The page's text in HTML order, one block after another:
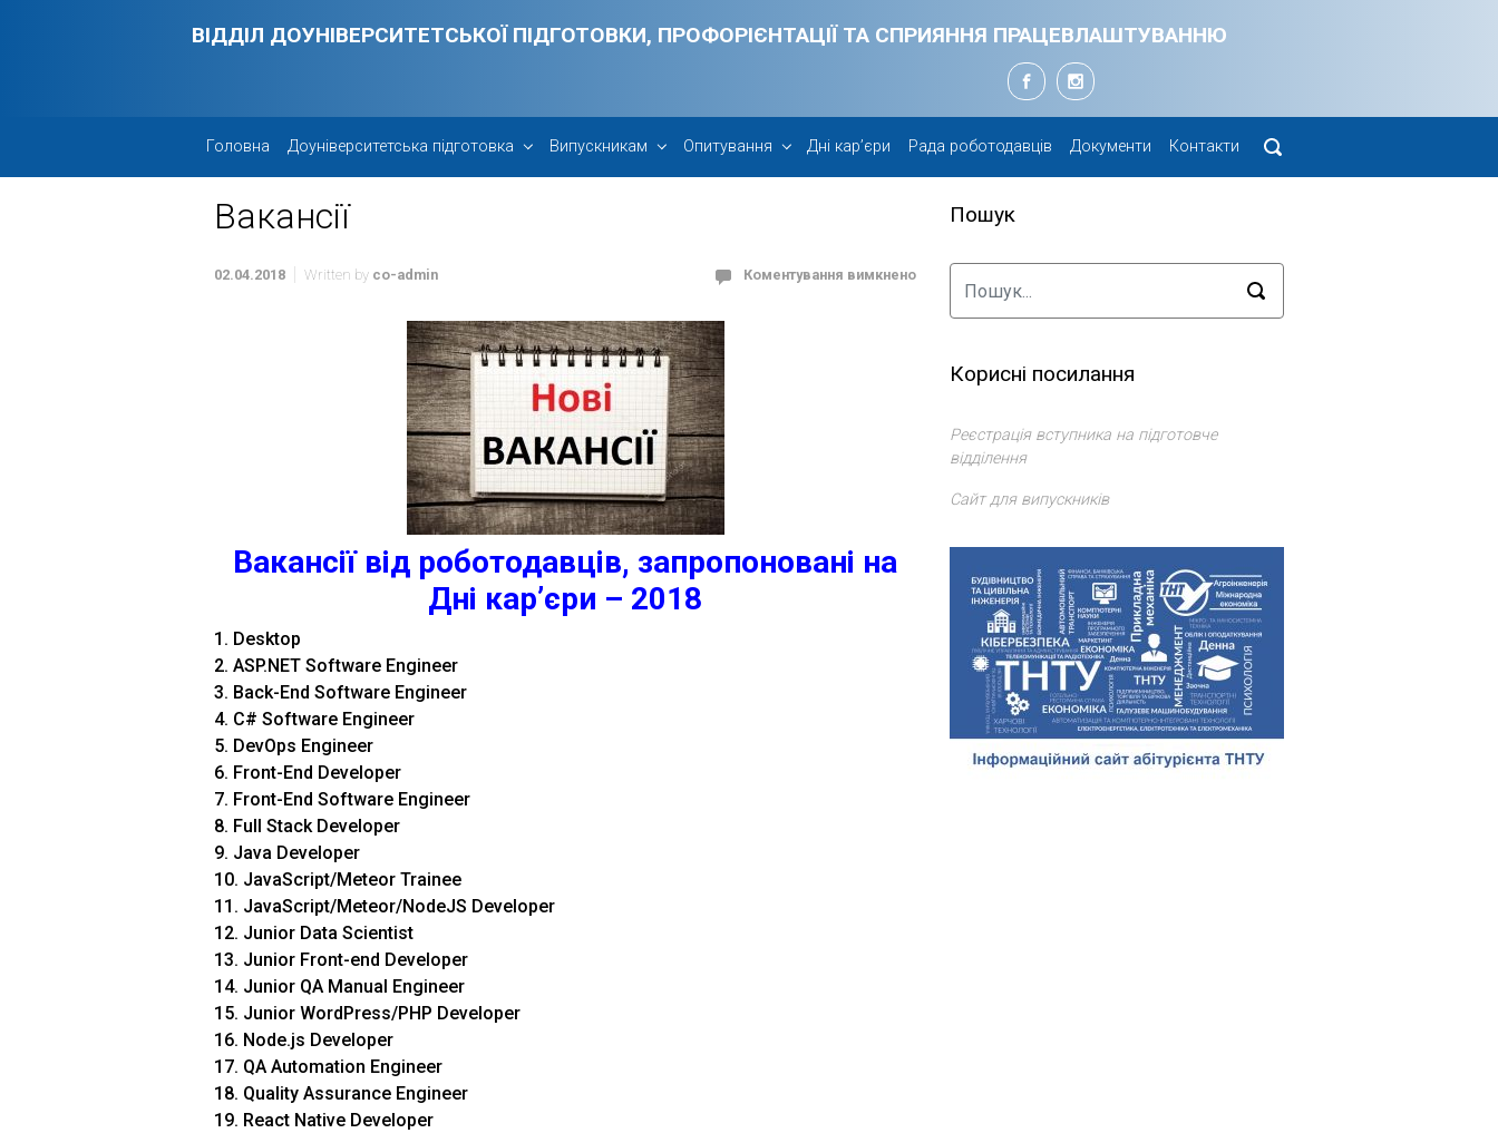
ВІДДІЛ ДОУНІВЕРСИТЕТСЬКОЇ ПІДГОТОВКИ, ПРОФОРІЄНТАЦІЇ ТА СПРИЯННЯ ПРАЦЕВЛАШТУВАННЮ
Головна Доуніверситетська підготовка Випускникам Опитування Дні кар’єри Рада роботодавців Документи Контакти
Вакансії
02.04.2018 Written by co-admin Коментування вимкнено
Вакансії від роботодавців, запропоновані на
Дні кар’єри – 2018
1. Desktop
2. ASP.NET Software Engineer
3. Back-End Software Engineer
4. C# Software Engineer
5. DevOps Engineer
6. Front-End Developer
7. Front-End Software Engineer
8. Full Stack Developer
9. Java Developer
10. JavaScript/Meteor Trainee
11. JavaScript/Meteor/NodeJS Developer
12. Junior Data Scientist
13. Junior Front-end Developer
14. Junior QA Manual Engineer
15. Junior WordPress/PHP Developer
16. Node.js Developer
17. QA Automation Engineer
18. Quality Assurance Engineer
19. React Native Developer
Пошук
Корисні посилання
Реєстрація вступника на підготовче
відділення
Сайт для випускників